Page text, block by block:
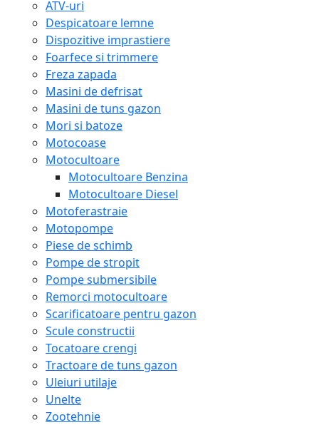
ATV-uri
Despicatoare lemne
Dispozitive imprastiere
Foarfece si trimmere
Freza zapada
Masini de defrisat
Masini de tuns gazon
Mori si batoze
Motocoase
Motocultoare
Motocultoare Benzina
Motocultoare Diesel
Motoferastraie
Motopompe
Piese de schimb
Pompe de stropit
Pompe submersibile
Remorci motocultoare
Scarificatoare pentru gazon
Scule constructii
Tocatoare crengi
Tractoare de tuns gazon
Uleiuri utilaje
Unelte
Zootehnie